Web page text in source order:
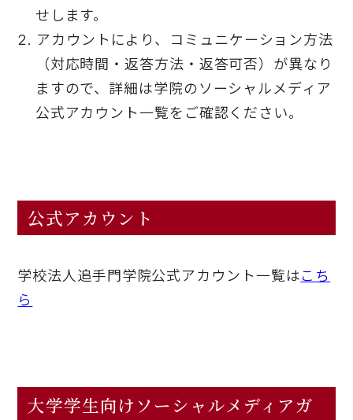
せします。
アカウントにより、コミュニケーション方法
（対応時間・返答方法・返答可否）が異なり
ますので、詳細は学院のソーシャルメディア
公式アカウント一覧をご確認ください。
公式アカウント
学校法人追手門学院公式アカウント一覧はこち
ら
大学学生向けソーシャルメディアガ